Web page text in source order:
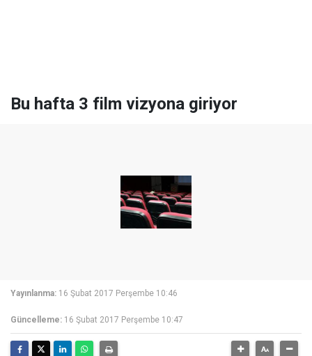
Bu hafta 3 film vizyona giriyor
Yayınlanma: 16 Şubat 2017 Perşembe 10:46
Güncelleme: 16 Şubat 2017 Perşembe 10:47